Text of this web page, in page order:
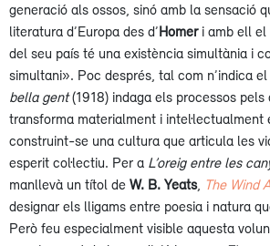
generació als ossos, sinó amb la sensació
literatura d’Europa des d’Homeri amb ell el
del seu país té una existència simultània i
simultani». Poc després, tal com n’indica el
bella gent(1918) indaga els processos pels
transforma materialment i intel·lectualment
construint-se una cultura que articula les
esperit col·lectiu. Per a L’oreig entre les
manllevà un títol de W. B. Yeats, The Wind
designar els lligams entre poesia i natura
Però feu especialment visible aquesta